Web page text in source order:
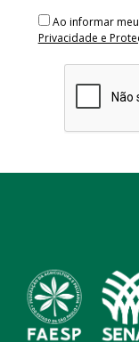
Ao informar
Privacidade e